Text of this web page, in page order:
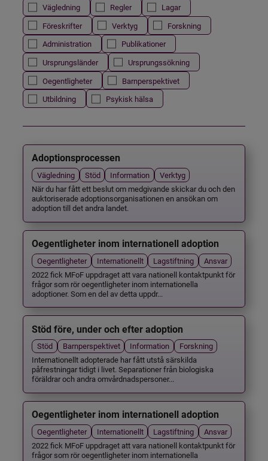
Vägledning
Regler
Lagar
Föreskrifter
Verktyg
Forskning
Administration
Publikationer
Ursprungsländer
Ursprungssökning
Oegentligheter
Barnperspektivet
Utbildning
Psykisk hälsa
Adoptionsprocessen
Vägledning Stöd Information
Verktyg
När du har fått ett beslut om medgivande skickar du och den
auktoriserade adoptionsorganisationen en ansökan om
adoption till det andra landet.
Oegentligheter inom internationell adoption
Oegentligheter Internationellt Lagstiftning
Ansvar
2022 fick MFoF uppdraget att vara nationell kontaktpunkt för
frågor som rör oegentligheter inom internationella
adoptioner. Som en del av detta uppdr...
Stöd före, under och efter adoption
Stöd Barnperspektivet Information
Forskning
Internationellt adopterade har fått utstå särskilda
påfrestningar tidigt i livet. Separationer från biologiska
föräldrar och andra omvårdnadspersoner...
Oegentligheter inom internationell adoption
Oegentligheter Internationellt Lagstiftning
Ansvar
2022 fick MFoF uppdraget att vara nationell kontaktpunkt för
frågor som rör oegentligheter inom internationella